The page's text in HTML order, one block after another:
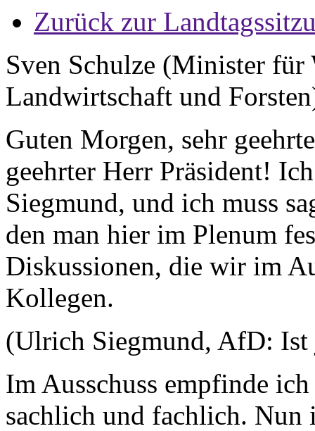
Zurück zur
Sven Schulze (Minister für
Landwirtschaft und
Guten Morgen, sehr
geehrter Herr Präsident!
Siegmund, und ich muss
den man hier im Plenum
Diskussionen, die wir im
Kollegen.
(Ulrich Siegmund, AfD: Ist
Im Ausschuss empfinde
sachlich und fachlich. Nun